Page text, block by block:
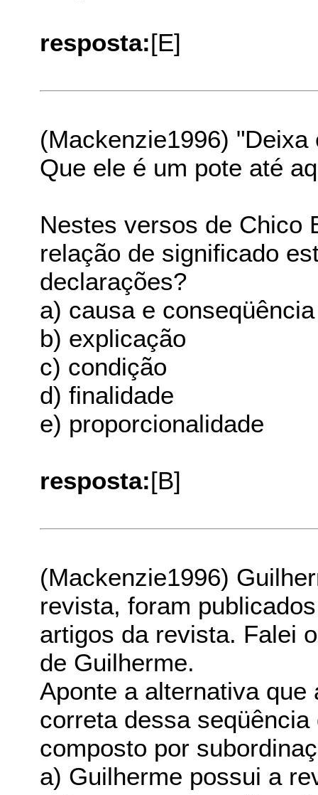
resposta:[E]
(Mackenzie1996)
Que ele é um pote até
Nestes versos de Chico
relação de significado
declarações?
a) causa e conseqüência
b) explicação
c) condição
d) finalidade
e) proporcionalidade
resposta:[B]
(Mackenzie1996)
revista, foram
artigos da revista. Falei
de Guilherme.
Aponte a alternativa
correta dessa
composto por
a) Guilherme possui a